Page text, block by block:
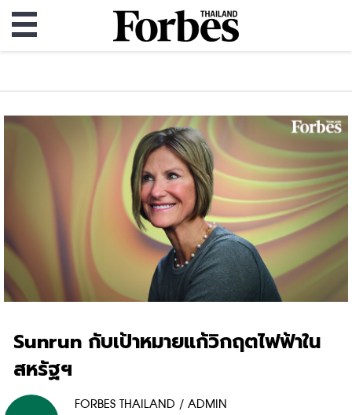
Sunrun กับเป้าหมายแก้วิกฤตไฟฟ้าใน
สหรัฐฯ
FORBES THAILAND / ADMIN